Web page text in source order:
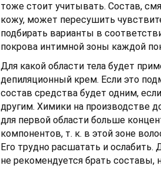
тоже стоит учитывать. Состав,
кожу, может пересушить
подбирать варианты в
покрова интимной зоны каждой
Для какой области тела будет
депиляционный крем. Если это
состав средства будет одним,
другим. Химики на производстве
для первой области больше
компонентов, т. к. в этой зоне
Его трудно расшатать и
не рекомендуется брать